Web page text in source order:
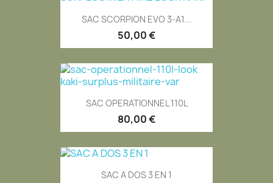
SAC SCORPION EVO 3-A1...
50,00 €
SAC OPERATIONNEL 110L
80,00 €
SAC A DOS 3 EN 1